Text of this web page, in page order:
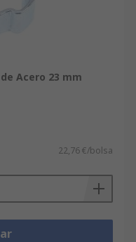
Acero 23 mm
22,76 €/bolsa